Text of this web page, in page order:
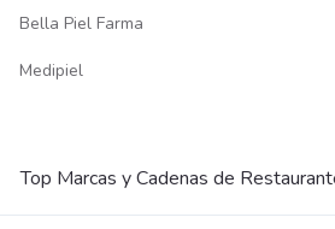
Bella Piel Farma
Medipiel
Top Marcas y Cadenas de